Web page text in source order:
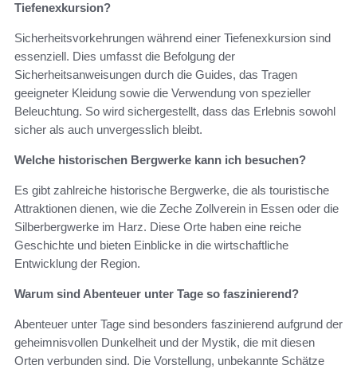
Tiefenexkursion?
Sicherheitsvorkehrungen während einer Tiefenexkursion sind
essenziell. Dies umfasst die Befolgung der
Sicherheitsanweisungen durch die Guides, das Tragen
geeigneter Kleidung sowie die Verwendung von spezieller
Beleuchtung. So wird sichergestellt, dass das Erlebnis sowohl
sicher als auch unvergesslich bleibt.
Welche historischen Bergwerke kann ich besuchen?
Es gibt zahlreiche historische Bergwerke, die als touristische
Attraktionen dienen, wie die Zeche Zollverein in Essen oder die
Silberbergwerke im Harz. Diese Orte haben eine reiche
Geschichte und bieten Einblicke in die wirtschaftliche
Entwicklung der Region.
Warum sind Abenteuer unter Tage so faszinierend?
Abenteuer unter Tage sind besonders faszinierend aufgrund der
geheimnisvollen Dunkelheit und der Mystik, die mit diesen
Orten verbunden sind. Die Vorstellung, unbekannte Schätze